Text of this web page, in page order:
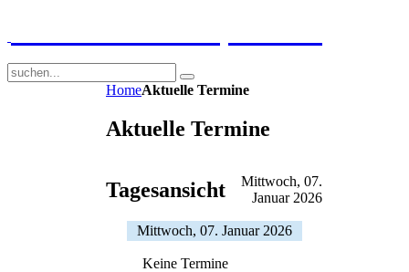
HomeAktuelle Termine
Aktuelle Termine
Tagesansicht
Mittwoch, 07.
Januar 2026
Mittwoch, 07. Januar 2026
Keine Termine